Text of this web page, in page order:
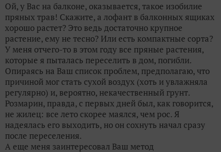
Ой, у Вас на балконе, оказывается, такое изобилие
пряных трав! Скажите, а лофант в балконных ящиках
хорошо растет? Это ведь достаточно крупное
растение, ему не тесно? Или есть компактные сорта?
У меня отчего-то в этом году все пряные растения,
которые я пыталась переселить в дом, погибли.
Опираясь на Ваш список проблем, предполагаю, что
причиной мог стать сухой воздух (хоть и увлажняла
регулярно) и, вероятно, некачественный грунт.
Розмарин, правда, с первых дней был, как говорится,
не жилец: все лето скорее маялся, чем рос. Я
надеялась его выходить, но он сохнуть начал сразу
после переселения.
А еще меня заинтересовал Ваш метод